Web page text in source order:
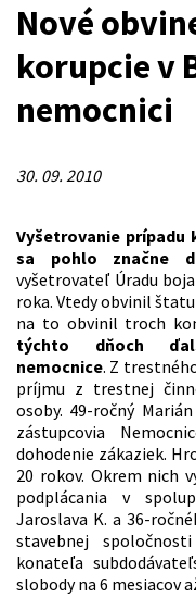
Nové
korupcie v
nemocnici
30. 09. 2010
Vyšetrovanie prípadu
sa pohlo značne
vyšetrovateľ Úradu
roka. Vtedy obvinil
na to obvinil troch
týchto dňoch
nemocnice. Z
príjmu z trestnej
osoby. 49-ročný
zástupcovia
dohodenie zákaziek.
20 rokov. Okrem nich
podplácania v
Jaroslava K. a 36-
stavebnej
konateľa
slobody na 6 mesiacov